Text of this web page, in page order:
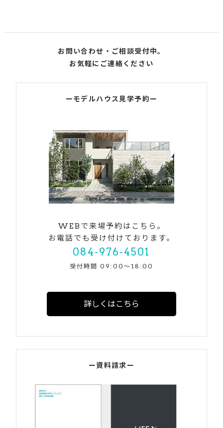
お問い合わせ・ご相談受付中。
お気軽にご連絡ください
ーモデルハウス見学予約ー
WEBで来場予約はこちら。
お電話でも受け付けております。
084-976-4501
受付時間 09:00〜18:00
詳しくはこちら
ー資料請求ー